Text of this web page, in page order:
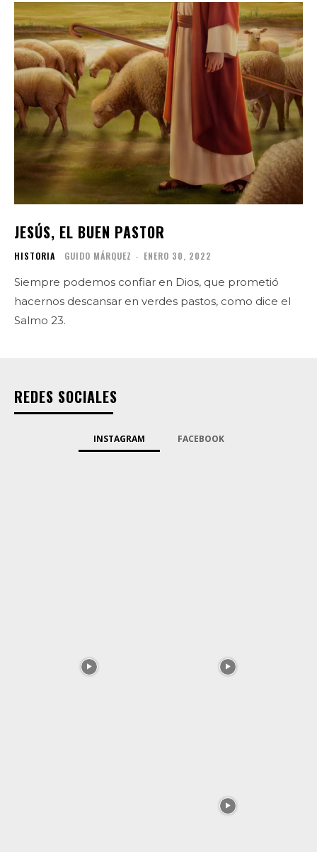
JESÚS, EL BUEN PASTOR
HISTORIA GUIDO MÁRQUEZ - ENERO 30, 2022
Siempre podemos confiar en Dios, que prometió
hacernos descansar en verdes pastos, como dice el
Salmo 23.
REDES SOCIALES
INSTAGRAM FACEBOOK